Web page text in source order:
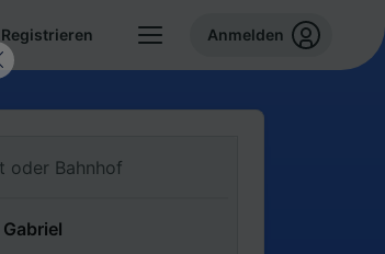
Registrieren Anmelden